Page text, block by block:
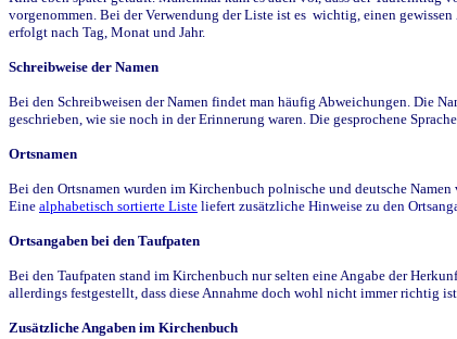
vorgenommen. Bei der Verwendung der Liste ist es wichtig, einen
erfolgt nach Tag, Monat und Jahr.
Schreibweise der Namen
Bei den Schreibweisen der Namen findet man häufig Abweichungen. Die
geschrieben, wie sie noch in der Erinnerung waren. Die gesprochene
Ortsnamen
Bei den Ortsnamen wurden im Kirchenbuch polnische und deutsche
Eine alphabetisch sortierte Liste liefert zusätzliche Hinweise zu den
Ortsangaben bei den Taufpaten
Bei den Taufpaten stand im Kirchenbuch nur selten eine Angabe der
allerdings festgestellt, dass diese Annahme doch wohl nicht immer richtig
Zusätzliche Angaben im Kirchenbuch